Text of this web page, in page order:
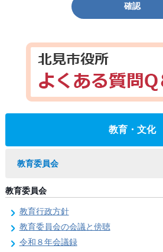
確認
教育・文化
教育委員会
教育委員会
教育行政方針
教育委員会の会議と傍聴
令和８年会議録